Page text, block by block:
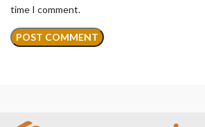
time I comment.